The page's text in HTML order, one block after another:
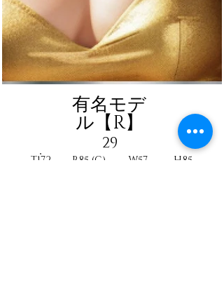
有名モデ
ル【R】
29
T172 B85 (C) W57 H85